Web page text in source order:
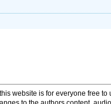
website is for everyone free to